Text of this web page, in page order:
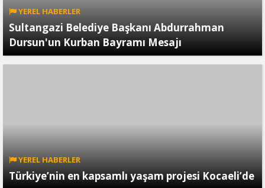
YEREL HABERLER
Sultangazi Belediye Başkanı Abdurrahman
Dursun'un Kurban Bayramı Mesajı
YEREL HABERLER
Türkiye’nin en kapsamlı yaşam projesi Kocaeli’de